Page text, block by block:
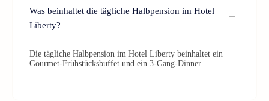
Was beinhaltet die tägliche Halbpension im Hotel
Liberty?
Die tägliche Halbpension im Hotel Liberty beinhaltet ein
Gourmet-Frühstücksbuffet und ein 3-Gang-Dinner.